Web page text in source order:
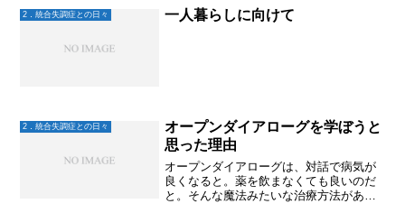
ね。。。まずは半日からスタート
2．統合失調症との日々 一人暮らしに向けて
2．統合失調症との日々
オープンダイアローグを学ぼうと
思った理由
オープンダイアローグは、対話で病気が
良くなると。薬を飲まなくても良いのだ
と。そんな魔法みたいな治療方法がある